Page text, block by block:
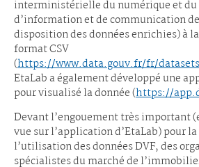
interministérielle du numérique et du
d’information et de communication
disposition des données enrichies) à
format CSV
(https://www.data.gouv.fr/fr/datasets/
EtaLab a également développé une
pour visualisé la donnée (https://
Devant l’engouement très important
vue sur l’application d’EtaLab) pour
l’utilisation des données DVF, des
spécialistes du marché de